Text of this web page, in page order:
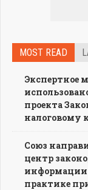
MOST READ
Экспертное
проекта
налоговому
Союз
центр
информации
практике